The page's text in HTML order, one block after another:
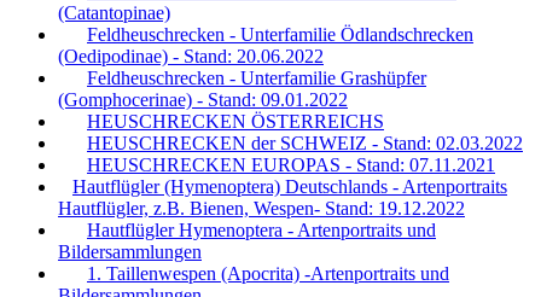
(Catantopinae)
Feldheuschrecken - Unterfamilie Ödlandschrecken
(Oedipodinae) - Stand: 20.06.2022
Feldheuschrecken - Unterfamilie Grashüpfer
(Gomphocerinae) - Stand: 09.01.2022
HEUSCHRECKEN ÖSTERREICHS
HEUSCHRECKEN der SCHWEIZ - Stand: 02.03.2022
HEUSCHRECKEN EUROPAS - Stand: 07.11.2021
Hautflügler (Hymenoptera) Deutschlands - Artenportraits
Hautflügler, z.B. Bienen, Wespen- Stand: 19.12.2022
Hautflügler Hymenoptera - Artenportraits und
Bildersammlungen
1. Taillenwespen (Apocrita) -Artenportraits und